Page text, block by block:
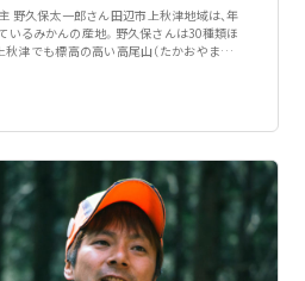
野久保太一郎さん田辺市上秋津地域は、年
いるみかんの産地。野久保さんは30種類ほ
津でも標高の高い高尾山（たかおやま）の